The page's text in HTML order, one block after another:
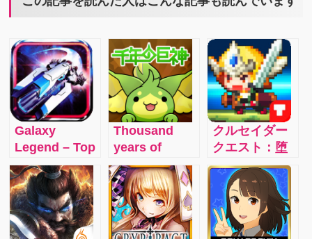
Galaxy
Legend – Top
1 Strategy
Space War
Game
Thousand
years of
Kyoshin –
Friends and
Yurutto
cooperative
play! Kyoshin
クルセイダー
クエスト：堕
落した女神た
ちを救い出す
主人公は君！
壮大なストー
リーでゲーム